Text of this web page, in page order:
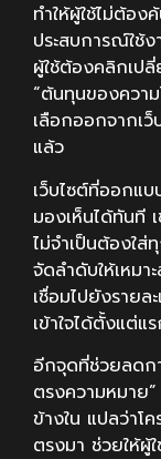
ทำให้ผู้ใช้ไม่ต้อ
ประสบการณ์ใช้
ผู้ใช้ต้องคลิกเป
“ต้นทุนของควา
เลือกออกจากเว็
แล้ว
เว็บไซต์ที่ออกแ
มองเห็นได้ทันที
ไม่จำเป็นต้องใ
จัดลำดับให้เหม
เชื่อมไปยังรายล
เข้าใจได้ตั้งแต่แ
อีกจุดที่ช่วยลดก
ตรงความหมาย”
ข้างใน แปลว่าโ
ตรงมา ช่วยให้ผู้